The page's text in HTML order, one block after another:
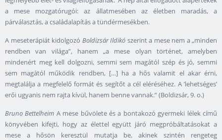
a mese mozgatórugói: az állatmesében az életben maradás, a
párválasztás, a családalapítás a tündérmesékben.
A meseterápiát kidolgozó Boldizsár Ildikó szerint a mese nem a „minden
rendben van világa”, hanem „a mese olyan történet, amelyben
mindenért meg kell dolgozni, semmi sem magától szép és jó, semmi
sem magától működik rendben, […] ha a hős valamit el akar érni,
megtalálja a megfelelő formát és segítőt a cél eléréséhez. A ’lehetséges’
erői ugyanis nem rajta kívül, hanem benne vannak.” (Boldizsár, 9. o.)
Bruno Bettelheim A mese bűvölete és a bontakozó gyermeki lélek című
könyvében kifejti, hogy az élettel együtt járó megpróbáltatásokat a
mese a hősön keresztül mutatja be, akinek szintén rengeteg